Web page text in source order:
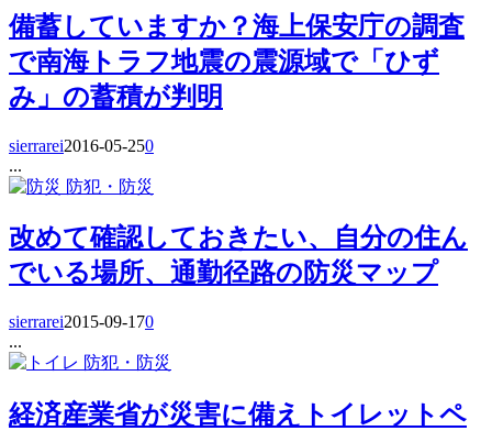
備蓄していますか？海上保安庁の調査
で南海トラフ地震の震源域で「ひず
み」の蓄積が判明
sierrarei2016-05-250
...
防犯・防災
改めて確認しておきたい、自分の住ん
でいる場所、通勤径路の防災マップ
sierrarei2015-09-170
...
防犯・防災
経済産業省が災害に備えトイレットペ